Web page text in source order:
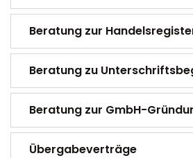
Beratung zur
Beratung zu
Beratung zur GmbH-
Übergabeverträge